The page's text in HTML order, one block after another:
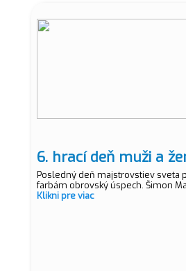
6. hrací deň muži a
Posledný deň majstrovstiev sveta
farbám obrovský úspech. Šimon
Klikni pre viac